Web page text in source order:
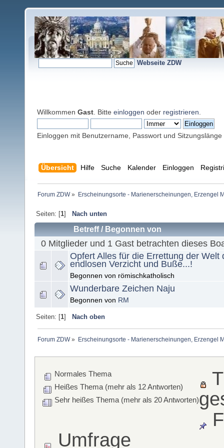
Webseite ZDW
Willkommen Gast . Bitte einloggen oder registrieren
Einloggen mit Benutzername, Passwort und Sitzungslänge
Übersicht Hilfe Suche Kalender Einloggen
Forum ZDW» Erscheinungsorte - Marienerscheinungen, Erzengel
Seiten: [1] Nach unten
Betreff/ Begonnen von
0 Mitglieder und 1 Gast betrachten dieses
Opfert Alles für die Errettung der Welt
endlosen Verzicht und Buße...!
Begonnen von römischkatholisch
Wunderbare Zeichen Naju
Begonnen von RM
Seiten: [1] Nach oben
Forum ZDW» Erscheinungsorte - Marienerscheinungen, Erzengel
Normales Thema
Heißes Thema (mehr als 12 Antworten)
Sehr heißes Thema (mehr als 20 Antworten)
Umfrage